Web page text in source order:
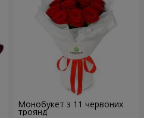
Монобукет з 11 червоних
троянд